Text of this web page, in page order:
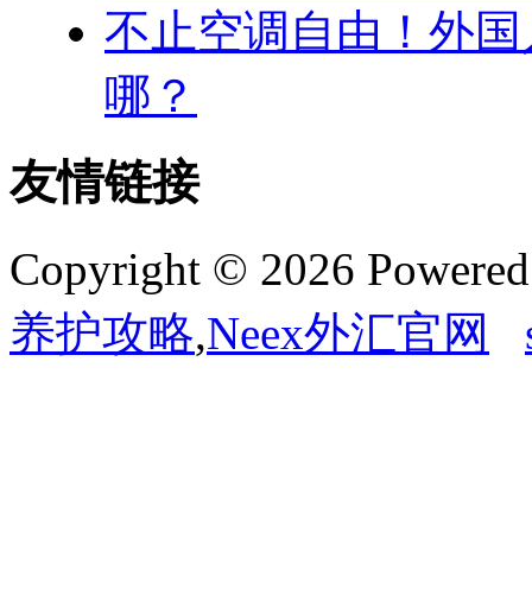
不止空调自由！外
哪？
友情链接
Copyright © 2026
养护攻略,Neex外汇官网